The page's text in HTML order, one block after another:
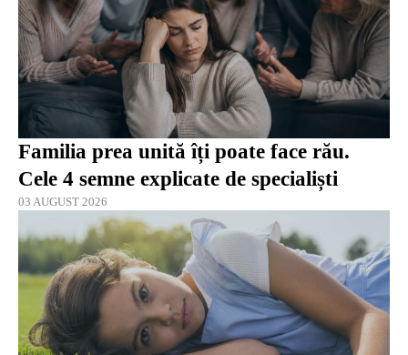
Familia prea unită îți poate face rău.
Cele 4 semne explicate de specialiști
03 AUGUST 2026